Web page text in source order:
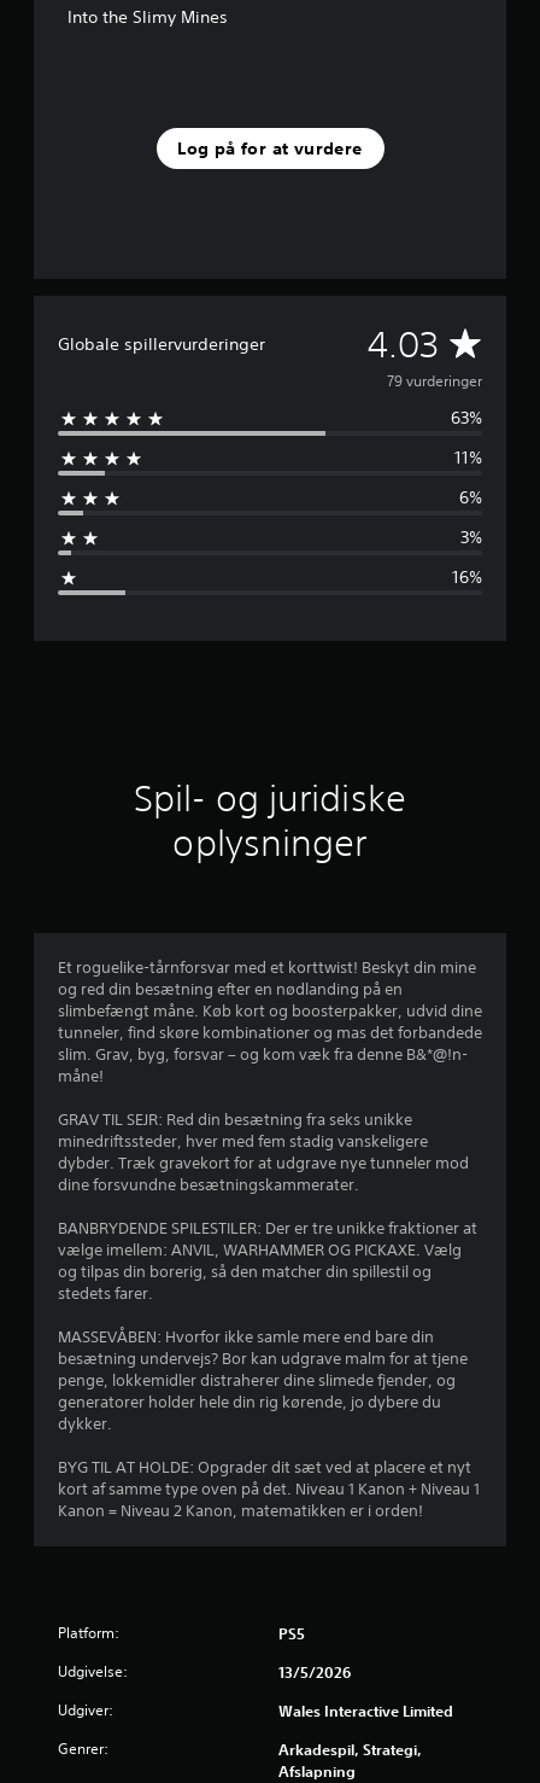
Into the Slimy Mines
Log på for at vurdere
Globale spillervurderinger 4.03 G
e
n
n
m
n
v
u
r
d
n
r
4
.
0
3
e
79 vurderinger
63%
11%
6%
3%
16%
Spil- og juridiske
oplysninger
Et roguelike-tårnforsvar med et korttwist! Beskyt din mine
og red din besætning efter en nødlanding på en
slimbefængt måne. Køb kort og boosterpakker, udvid dine
tunneler, find skøre kombinationer og mas det forbandede
slim. Grav, byg, forsvar – og kom væk fra denne B&*@!n-
måne!
GRAV TIL SEJR: Red din besætning fra seks unikke
minedriftssteder, hver med fem stadig vanskeligere
dybder. Træk gravekort for at udgrave nye tunneler mod
dine forsvundne besætningskammerater.
BANBRYDENDE SPILESTILER: Der er tre unikke fraktioner at
vælge imellem: ANVIL, WARHAMMER OG PICKAXE. Vælg
og tilpas din borerig, så den matcher din spillestil og
stedets farer.
MASSEVÅBEN: Hvorfor ikke samle mere end bare din
besætning undervejs? Bor kan udgrave malm for at tjene
penge, lokkemidler distraherer dine slimede fjender, og
generatorer holder hele din rig kørende, jo dybere du
dykker.
BYG TIL AT HOLDE: Opgrader dit sæt ved at placere et nyt
kort af samme type oven på det. Niveau 1 Kanon + Niveau 1
Kanon = Niveau 2 Kanon, matematikken er i orden!
Platform: PS5
Udgivelse: 13/5/2026
Udgiver: Wales Interactive Limited
Genrer:
Arkadespil, Strategi,
Afslapning